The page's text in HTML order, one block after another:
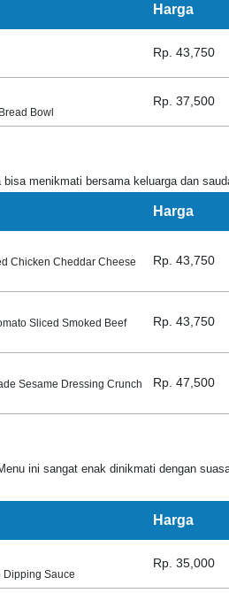
Harga
Rp. 43,750
Bowl
Rp. 37,500
menikmati bersama keluarga dan
Harga
Chicken Cheddar Cheese
Rp. 43,750
Sliced Smoked Beef
Rp. 43,750
Sesame Dressing Crunch
Rp. 47,500
ini sangat enak dinikmati dengan
Harga
Dipping Sauce
Rp. 35,000